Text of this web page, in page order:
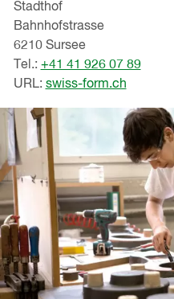
Stadthof
Bahnhofstrasse
6210 Sursee
Tel.: +41 41 926 07 89
URL: swiss-form.ch